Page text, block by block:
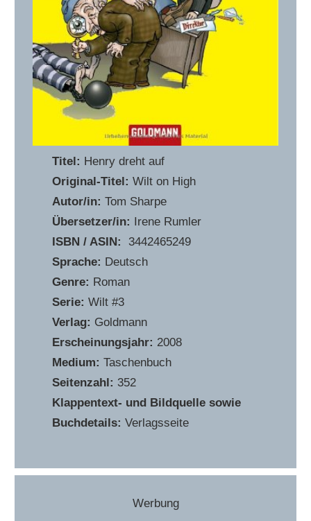
Titel: Henry dreht auf
Original-Titel: Wilt on High
Autor/in: Tom Sharpe
Übersetzer/in: Irene Rumler
ISBN / ASIN:
‎ 3442465249
Sprache: Deutsch
Genre: Roman
Serie:Wilt #3
Verlag: Goldmann
Erscheinungsjahr: 2008
Medium: Taschenbuch
Seitenzahl:352
Klappentext- und Bildquelle sowie
Buchdetails: Verlagsseite
Werbung